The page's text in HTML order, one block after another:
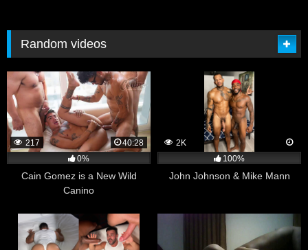
Random videos
217
40:28
0%
Cain Gomez is a New Wild
Canino
2K
100%
John Johnson & Mike Mann